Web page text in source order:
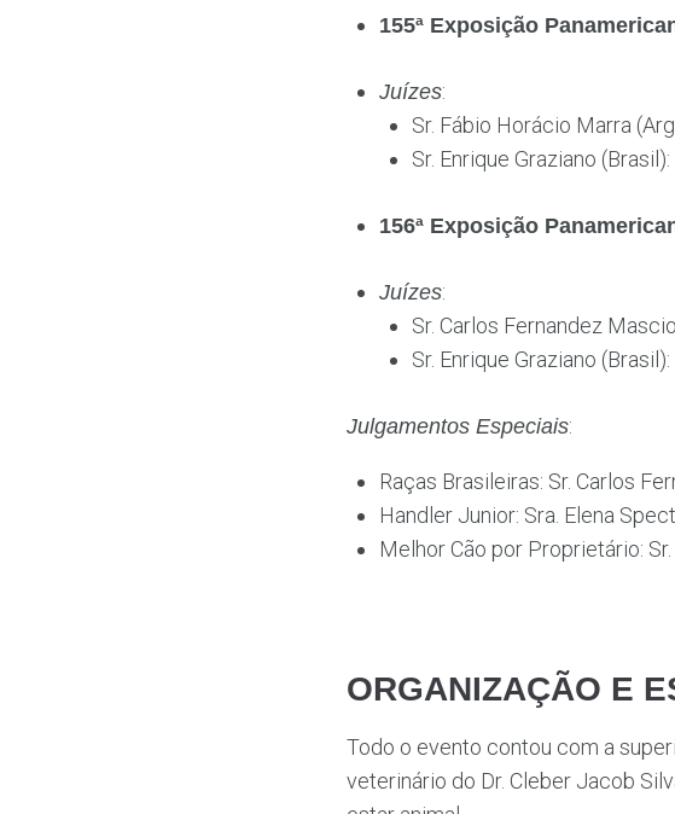
155ª Exposição
Juízes:
Sr. Fábio Horácio Marra
Sr. Enrique Graziano
156ª Exposição
Juízes:
Sr. Carlos Fernandez
Sr. Enrique Graziano
Julgamentos Especiais:
Raças Brasileiras: Sr. Carlos
Handler Junior: Sra. Elena
Melhor Cão por Proprietário:
ORGANIZAÇÃO E
Todo o evento contou com a
veterinário do Dr. Cleber Jacob